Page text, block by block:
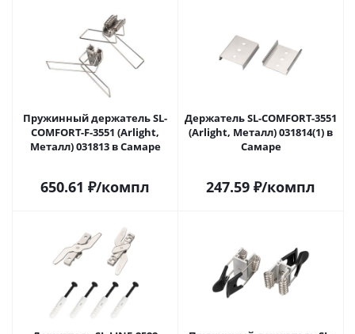
Пружинный держатель SL-
COMFORT-F-3551 (Arlight,
Металл) 031813 в Самаре
650.61 ₽/компл
Держатель SL-COMFORT-3551
(Arlight, Металл) 031814(1) в
Самаре
247.59 ₽/компл